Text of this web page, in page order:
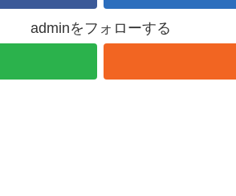
adminをフォローする